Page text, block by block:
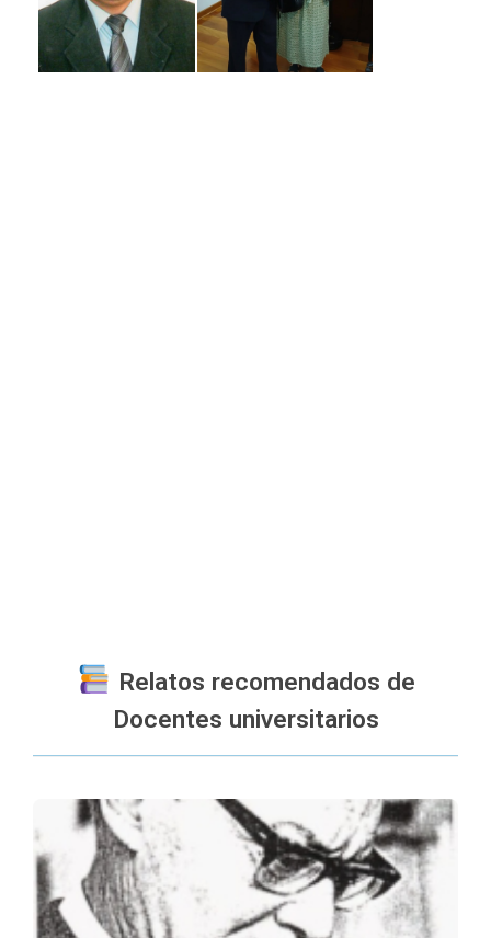
Relatos recomendados de
Docentes universitarios